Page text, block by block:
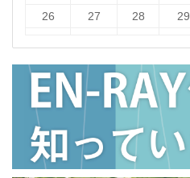
26
27 28 29